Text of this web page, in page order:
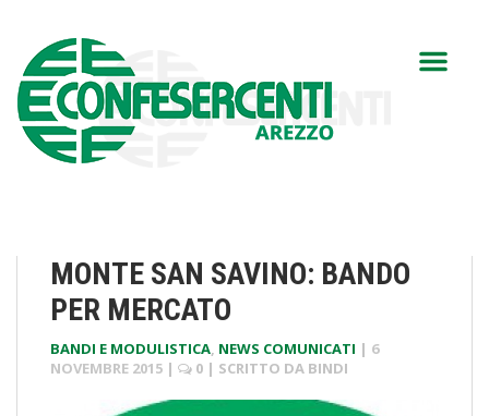
MONTE SAN SAVINO: BANDO
PER MERCATO
BANDI E MODULISTICA, NEWS COMUNICATI | 6
NOVEMBRE 2015 | 0 | SCRITTO DA BINDI